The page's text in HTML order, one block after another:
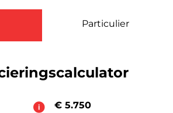
Particulier
€ 5.750